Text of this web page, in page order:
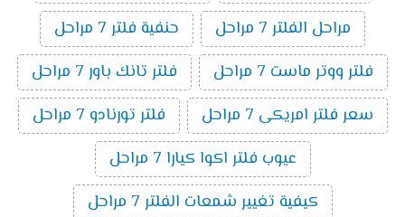
مراحل الفلتر 7 مراحل
حنفية فلتر 7 مراحل
فلتر ووتر ماست 7 مراحل
فلتر تانك باور 7 مراحل
سعر فلتر امريكى 7 مراحل
فلتر تورنادو 7 مراحل
عيوب فلتر اكوا كيارا 7 مراحل
كيفية تغيير شمعات الفلتر 7 مراحل